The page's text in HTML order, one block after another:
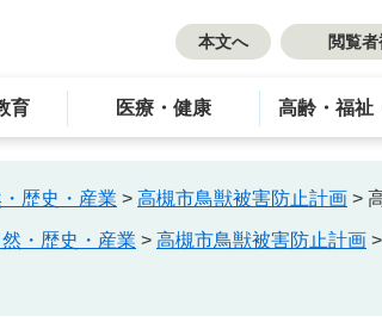
本文へ 閲覧
育 医療・健康 高齢・福祉
・歴史・産業 > 高槻市鳥獣被害防止計画 >
然・歴史・産業 > 高槻市鳥獣被害防止計画 >